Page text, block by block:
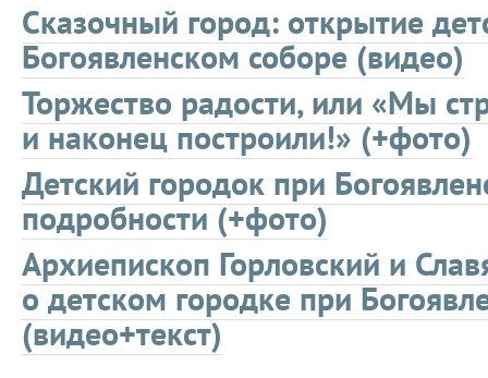
Сказочный город: открытие
Богоявленском соборе (видео)
Торжество радости, или «Мы
и наконец построили!» (+фото)
Детский городок при
подробности (+фото)
Архиепископ Горловский и
о детском городке при
(видео+текст)